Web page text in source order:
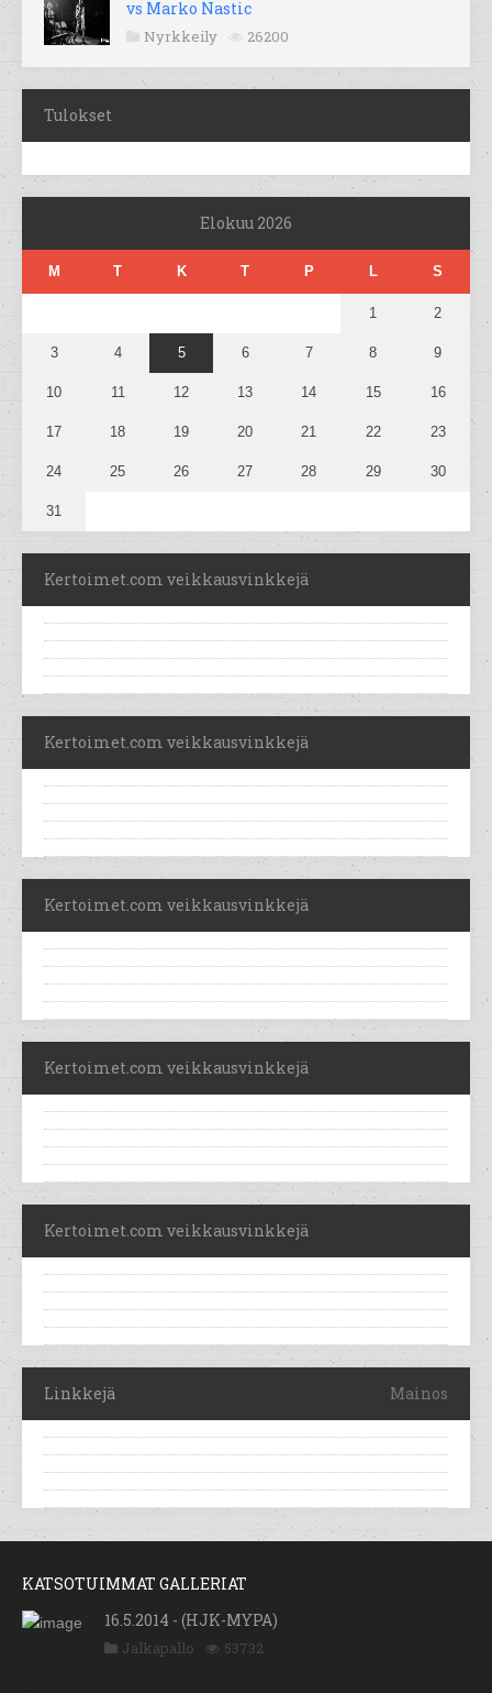
vs Marko Nastic
Nyrkkeily 26200
Tulokset
Elokuu 2026
M T K T P L S
1 2
3 4 5 6 7 8 9
10 11 12 13 14 15 16
17 18 19 20 21 22 23
24 25 26 27 28 29 30
31
Kertoimet.com veikkausvinkkejä
Kertoimet.com veikkausvinkkejä
Kertoimet.com veikkausvinkkejä
Kertoimet.com veikkausvinkkejä
Kertoimet.com veikkausvinkkejä
Linkkejä Mainos
KATSOTUIMMAT GALLERIAT
16.5.2014 - (HJK-MYPA)
Jalkapallo 53732